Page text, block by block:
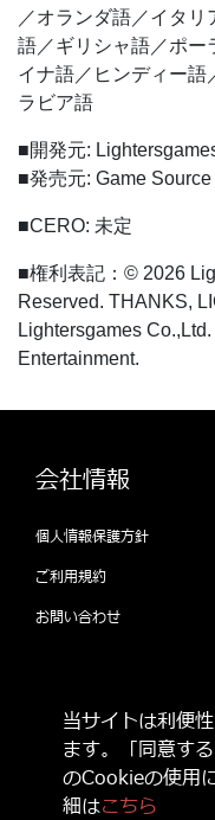
／オランダ語／イタ
語／ギリシャ語／ポー
イナ語／ヒンディー語
ラビア語
■開発元:
■発売元: Game
■CERO: 未定
■権利表記：© 2026
Reserved. THANKS,
Lightersgames
Entertainment.
当サイトは利便
ます。「同意す
のCookieの使用
細はこちら
会社情報
個人情報保護方針
ご利用規約
お問い合わせ
公式SNSをフ
しよう！